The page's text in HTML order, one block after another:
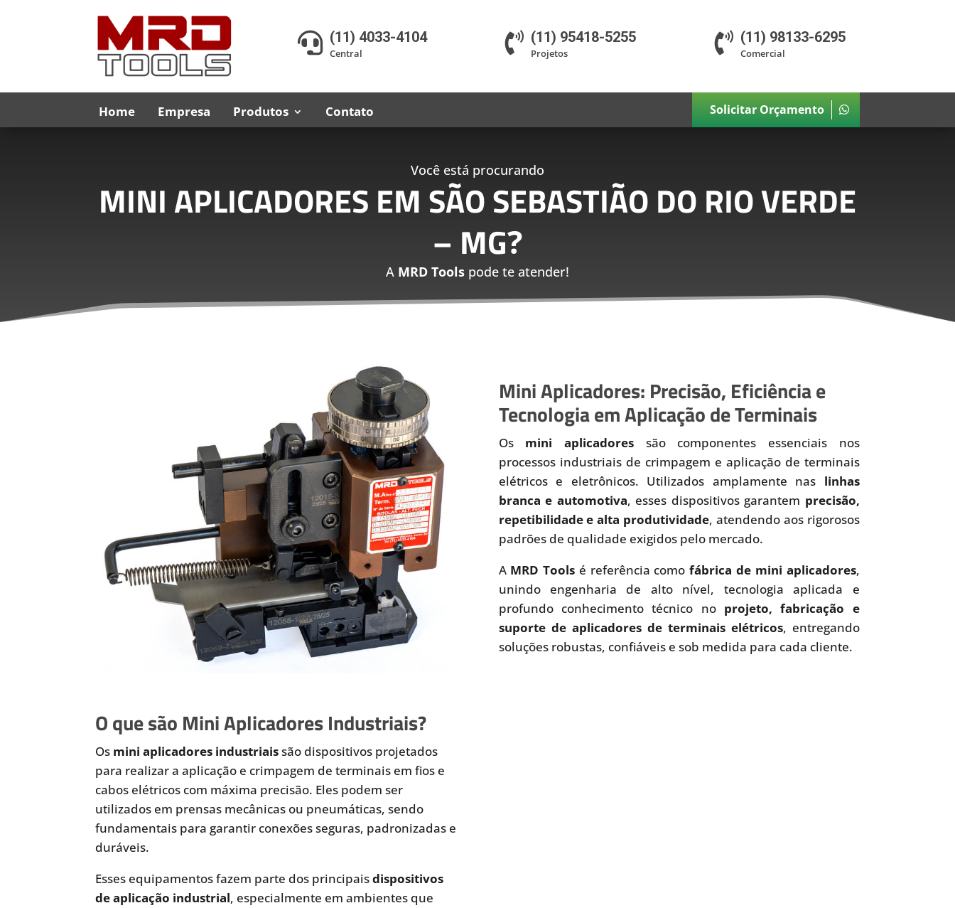
 (11) 4033-4104
Central  (11) 95418-5255
Projetos  (11) 98133-6295
Comercial
Home Empresa Produtos Contato Solicitar Orçamento
Você está procurando
MINI APLICADORES EM SÃO SEBASTIÃO DO RIO VERDE
– MG?
A MRD Tools pode te atender!
Mini Aplicadores: Precisão, Eficiência e
Tecnologia em Aplicação de Terminais
Os mini aplicadoressão componentes essenciais nos
processos industriais de crimpagem e aplicação de terminais
elétricos e eletrônicos. Utilizados amplamente nas linhas
branca e automotiva, esses dispositivos garantem precisão,
repetibilidade e alta produtividade, atendendo aos rigorosos
padrões de qualidade exigidos pelo mercado.
A MRD Tools é referência comofábrica de mini aplicadores,
unindo engenharia de alto nível, tecnologia aplicada e
profundo conhecimento técnico no projeto, fabricação e
suporte de aplicadores de terminais elétricos, entregando
soluções robustas, confiáveis e sob medida para cada cliente.
O que são Mini Aplicadores Industriais?
Os mini aplicadores industriaissão dispositivos projetados
para realizar a aplicação e crimpagem de terminais em fios e
cabos elétricos com máxima precisão. Eles podem ser
utilizados em prensas mecânicas ou pneumáticas, sendo
fundamentais para garantir conexões seguras, padronizadas e
duráveis.
Esses equipamentos fazem parte dos principaisdispositivos
de aplicação industrial, especialmente em ambientes que